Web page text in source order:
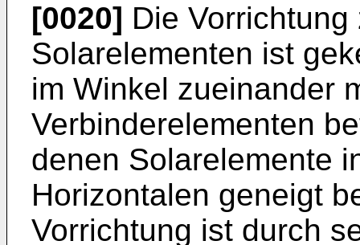
[0020] Die
Solarelementen ist
im Winkel zueinander
Verbinderelementen
denen Solarelemente
Horizontalen geneigt
Vorrichtung ist durch